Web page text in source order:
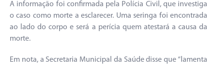
A informação foi confirmada pela Polícia Civil, que investiga
o caso como morte a esclarecer. Uma seringa foi encontrada
ao lado do corpo e será a perícia quem atestará a causa da
morte.
Em nota, a Secretaria Municipal da Saúde disse que “lamenta